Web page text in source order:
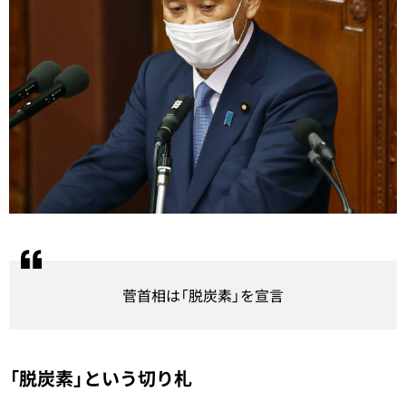
菅首相は「脱炭素」を宣言
「脱炭素」という切り札